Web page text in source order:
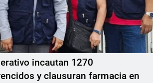
incautan 1270
y clausuran farmacia en